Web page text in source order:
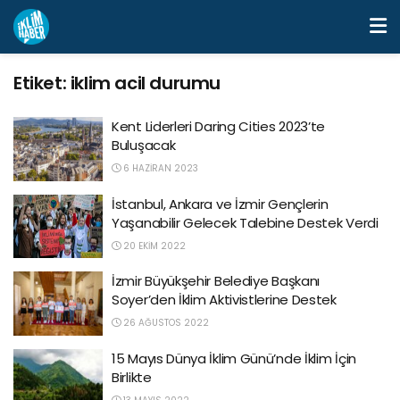
Etiket: iklim acil durumu
Kent Liderleri Daring Cities 2023’te
Buluşacak
6 HAZIRAN 2023
İstanbul, Ankara ve İzmir Gençlerin
Yaşanabilir Gelecek Talebine Destek Verdi
20 EKIM 2022
İzmir Büyükşehir Belediye Başkanı
Soyer’den İklim Aktivistlerine Destek
26 AĞUSTOS 2022
15 Mayıs Dünya İklim Günü’nde İklim İçin
Birlikte